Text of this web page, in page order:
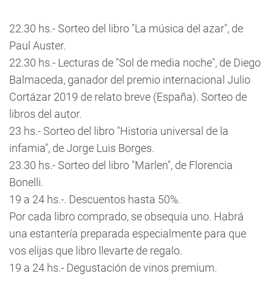
22.30 hs.- Sorteo del libro "La música del azar", de
Paul Auster.
22.30 hs.- Lecturas de "Sol de media noche", de Diego
Balmaceda, ganador del premio internacional Julio
Cortázar 2019 de relato breve (España). Sorteo de
libros del autor.
23 hs.- Sorteo del libro "Historia universal de la
infamia", de Jorge Luis Borges.
23.30 hs.- Sorteo del libro "Marlen", de Florencia
Bonelli.
19 a 24 hs.-. Descuentos hasta 50%.
Por cada libro comprado, se obsequia uno. Habrá
una estantería preparada especialmente para que
vos elijas que libro llevarte de regalo.
19 a 24 hs.- Degustación de vinos premium.